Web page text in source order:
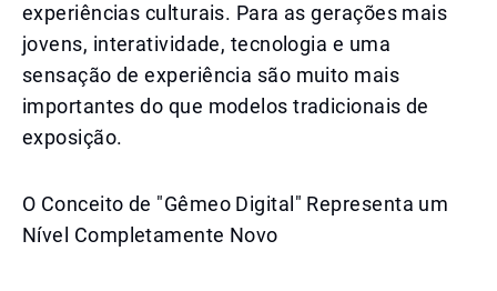
experiências culturais. Para as gerações mais
jovens, interatividade, tecnologia e uma
sensação de experiência são muito mais
importantes do que modelos tradicionais de
exposição.
O Conceito de "Gêmeo Digital" Representa um
Nível Completamente Novo